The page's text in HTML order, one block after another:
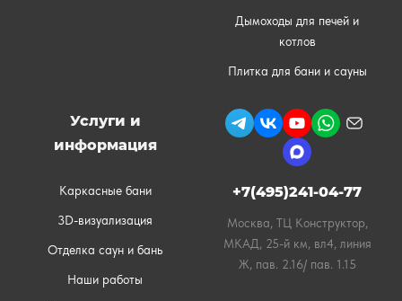
Дымоходы для печей и
котлов
Плитка для бани и сауны
Услуги и
информация
Каркасные бани
3D-визуализация
Отделка саун и бань
Наши работы
+7(495)241-04-77
Москва, ТЦ Конструктор,
МКАД, 25-й км, вл4, линия
Ж, пав. 2.16/ пав. 1.15